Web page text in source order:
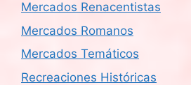
Mercados Renacentistas
Mercados Romanos
Mercados Temáticos
Recreaciones Históricas